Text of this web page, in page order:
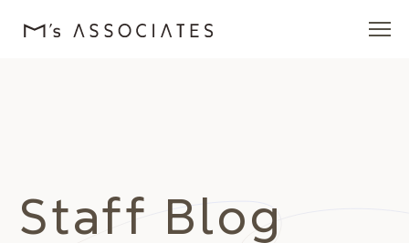
エムズを愛する人たち
Staff Blog